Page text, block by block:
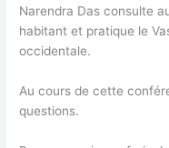
Narendra Das consulte
habitant et pratique le
occidentale.
Au cours de cette
questions.